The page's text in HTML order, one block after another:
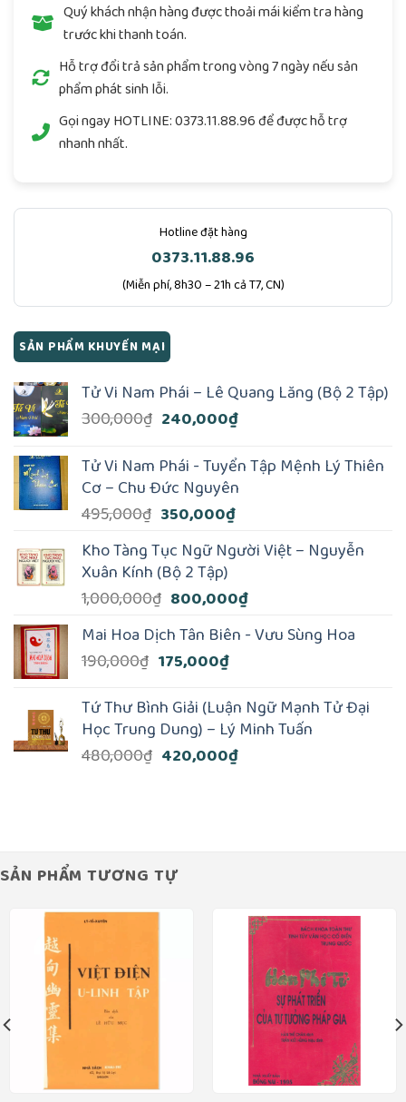
Quý khách nhận hàng được thoải mái kiểm tra hàng
trước khi thanh toán.
Hỗ trợ đổi trả sản phẩm trong vòng 7 ngày nếu sản
phẩm phát sinh lỗi.
Gọi ngay HOTLINE: 0373.11.88.96để được hỗ trợ
nhanh nhất.
Hotline đặt hàng
0373.11.88.96
(Miễn phí, 8h30 – 21h cả T7, CN)
SẢN PHẨM KHUYẾN MẠI
Tử Vi Nam Phái – Lê Quang Lăng (Bộ 2 Tập)
300,000₫ Giá
là:
300,000₫.
240,000₫Giá
tại
là:
Tử Vi Nam Phái - Tuyển Tập Mệnh Lý Thiên
Cơ – Chu Đức Nguyên
495,000₫ Giá
là:
495,000₫.
350,000₫Giá
tại
350,000₫.
Kho Tàng Tục Ngữ Người Việt – Nguyễn
Xuân Kính (Bộ 2 Tập)
1,000,000₫ Giá
là:
1,000,000₫.
800,000₫Giá
tại
Mai Hoa Dịch Tân Biên - Vưu Sùng Hoa
190,000₫ Giá
là:
190,000₫.
175,000₫Giá
tại
là:
175,000₫.
Tứ Thư Bình Giải (Luận Ngữ Mạnh Tử Đại
Học Trung Dung) – Lý Minh Tuấn
480,000₫ Giá
420,000₫Giá
SẢN PHẨM TƯƠNG TỰ